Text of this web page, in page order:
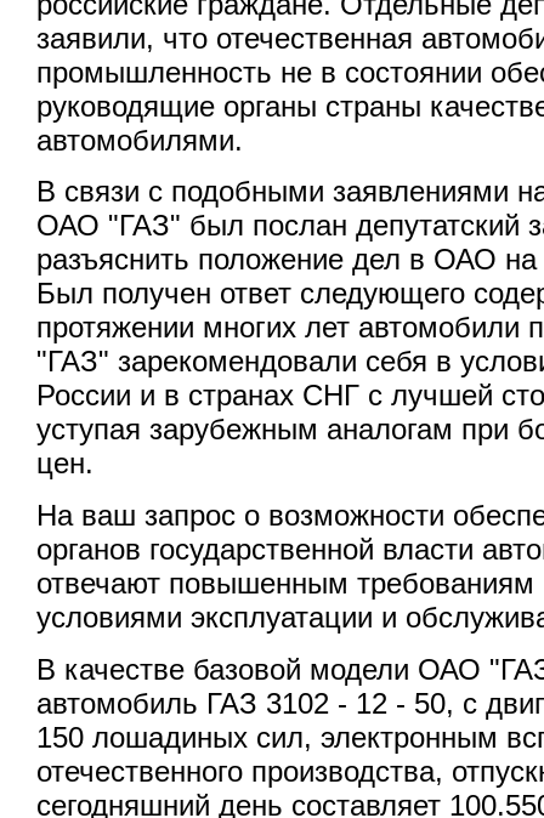
заявили, что отечественная
промышленность не в состоянии
руководящие органы страны
автомобилями.
В связи с подобными заявлениями
ОАО "ГАЗ" был послан депутатский
разъяснить положение дел в ОАО
Был получен ответ следующего
протяжении многих лет автомобили
"ГАЗ" зарекомендовали себя в
России и в странах СНГ с лучшей
уступая зарубежным аналогам при
цен.
На ваш запрос о возможности
органов государственной власти
отвечают повышенным требованиям
условиями эксплуатации и
В качестве базовой модели ОАО
автомобиль ГАЗ 3102 - 12 - 50, с
150 лошадиных сил, электронным
отечественного производства,
сегодняшний день составляет